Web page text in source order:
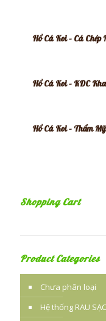
Hồ Cá Koi – Cá
Hồ Cá Koi – KDC
Hồ Cá Koi – Thẩm
Shopping Cart
Product Categories
Chưa phân loại
Hệ thống RAU